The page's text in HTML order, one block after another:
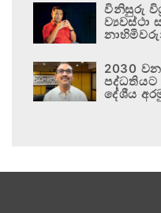
විනිසුරු
ව්‍යවස්ථා
2030
පද්ධතියට
දේශීය